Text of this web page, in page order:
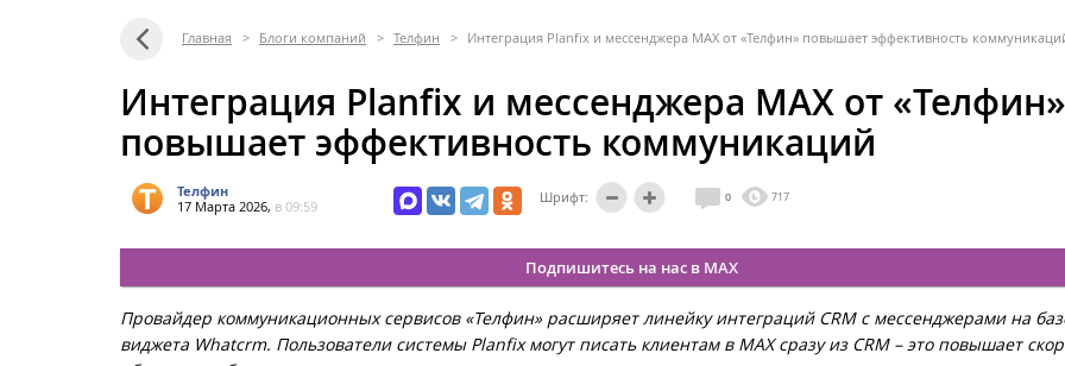
Главная > Блоги компаний > Телфин > Интеграция Planfix и мессенджера MAX от «Телфин» повышает эффективность
Интеграция Planfix и мессенджера MAX от «Телфин»
повышает эффективность коммуникаций
Телфин
17 Марта 2026, в 09:59
Шрифт: 0 717
Подпишитесь на нас в MAX
Провайдер коммуникационных сервисов «Телфин» расширяет линейку интеграций CRM с мессенджерами на
виджета Whatcrm. Пользователи системы Planfix могут писать клиентам в MAX сразу из CRM – это повышает